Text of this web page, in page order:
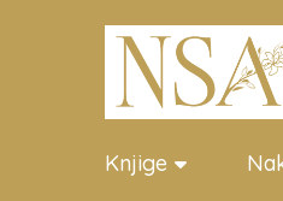
Knjige